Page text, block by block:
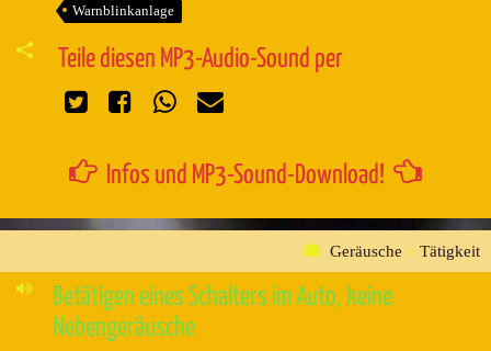
Warnblinkanlage
Teile diesen MP3-Audio-Sound per
Infos und MP3-Sound-Download!
Geräusche » Tätigkeit
Betätigen eines Schalters im Auto, keine
Nebengeräusche